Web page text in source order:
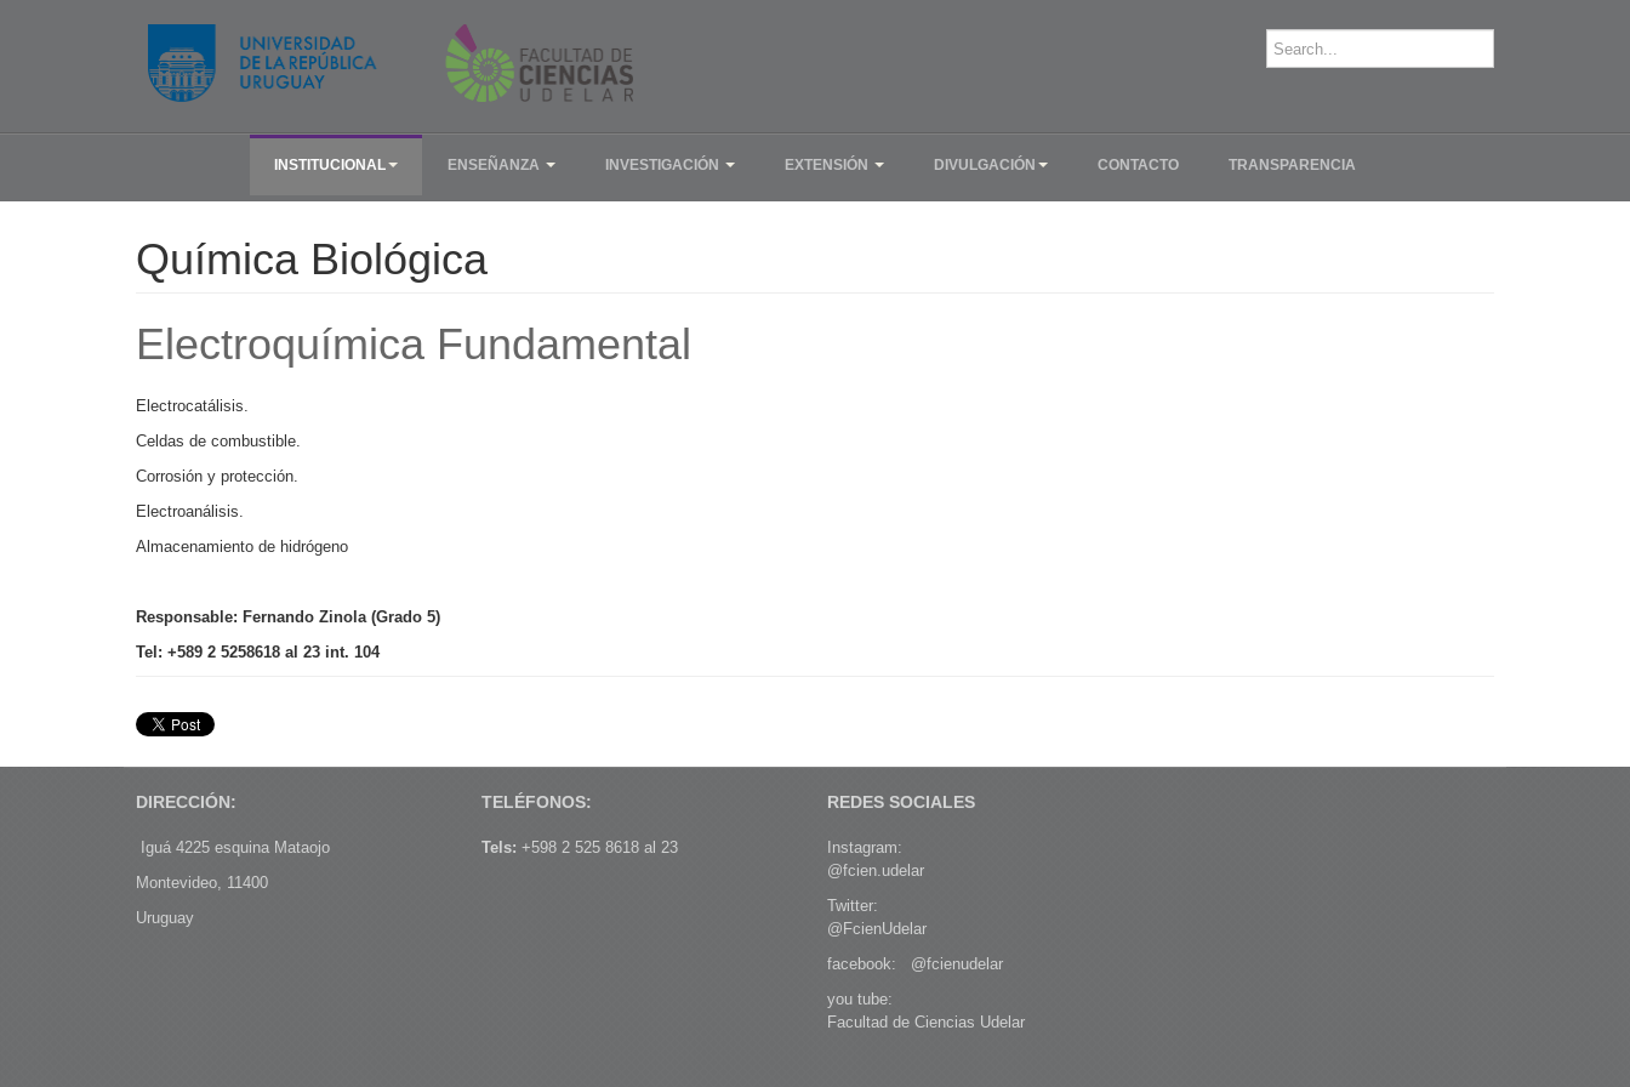
INSTITUCIONAL ENSEÑANZA INVESTIGACIÓN EXTENSIÓN DIVULGACIÓN CONTACTO TRANSPARENCIA
Química Biológica
Electroquímica Fundamental
Electrocatálisis.
Celdas de combustible.
Corrosión y protección.
Electroanálisis.
Almacenamiento de hidrógeno
Responsable: Fernando Zinola (Grado 5)
Tel: +589 2 5258618 al 23 int. 104
DIRECCIÓN:
Iguá 4225 esquina Mataojo
Montevideo, 11400
Uruguay
TELÉFONOS:
Tels: +598 2 525 8618 al 23
REDES SOCIALES
Instagram:
@fcien.udelar
Twitter:
@FcienUdelar
facebook: @fcienudelar
you tube:
Facultad de Ciencias Udelar